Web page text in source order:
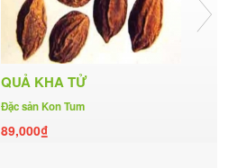
QUẢ KHA TỬ
Đặc sản Kon Tum
89,000₫